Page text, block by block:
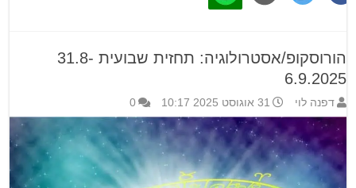
הורוסקופ/אסטרולוגיה: תחזית שבועית 31.8-
6.9.2025
דפנה לוי 31 אוגוסט 2025 10:17 0